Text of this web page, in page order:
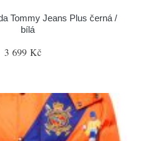
Tommy Jeans Plus černá /
bílá
3 699 Kč